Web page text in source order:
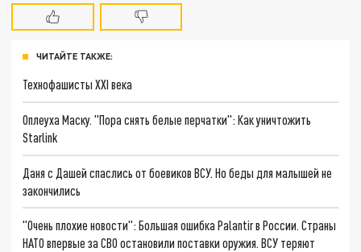
ЧИТАЙТЕ ТАКЖЕ:
Технофашисты XXI века
Оплеуха Маску. "Пора снять белые перчатки": Как уничтожить
Starlink
Даня с Дашей спаслись от боевиков ВСУ. Но беды для малышей не
закончились
"Очень плохие новости": Большая ошибка Palantir в России. Страны
НАТО впервые за СВО остановили поставки оружия. ВСУ теряют